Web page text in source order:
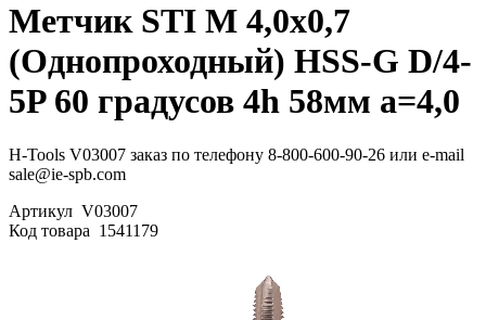
Метчик STI М 4,0х0,7
(Однопроходный) HSS-G D/4-
5P 60 градусов 4h 58мм a=4,0
H-Tools V03007 заказ по телефону 8-800-600-90-26 или e-mail
sale@ie-spb.com
Артикул V03007
Код товара 1541179